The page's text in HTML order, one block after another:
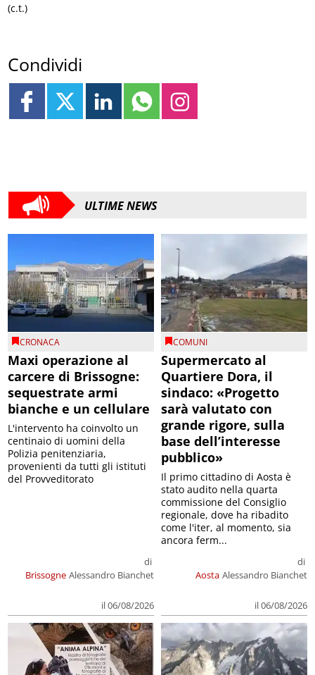
(c.t.)
Condividi
ULTIME NEWS
CRONACA
Maxi operazione al
carcere di Brissogne:
sequestrate armi
bianche e un cellulare
Brissogne
di
Alessandro Bianchet
il 06/08/2026
L'intervento ha coinvolto un
centinaio di uomini della
Polizia penitenziaria,
provenienti da tutti gli istituti
del Provveditorato
COMUNI
Supermercato al
Quartiere Dora, il
sindaco: «Progetto
sarà valutato con
grande rigore, sulla
base dell’interesse
pubblico»
Aosta
di
Alessandro Bianchet
il 06/08/2026
Il primo cittadino di Aosta è
stato audito nella quarta
commissione del Consiglio
regionale, dove ha ribadito
come l'iter, al momento, sia
ancora ferm...